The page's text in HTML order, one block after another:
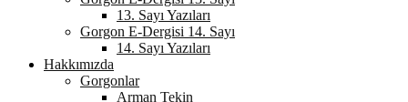
13. Sayı Yazıları
Gorgon E-Dergisi 14. Sayı
14. Sayı Yazıları
Hakkımızda
Gorgonlar
Arman Tekin